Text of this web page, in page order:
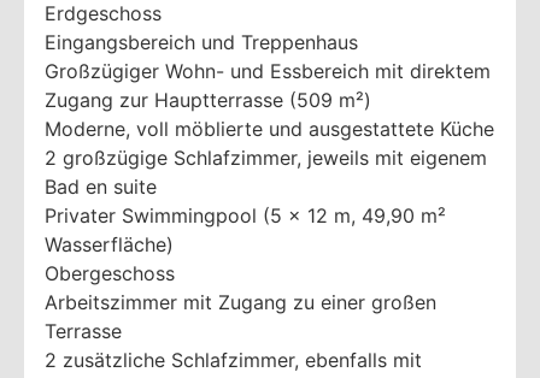
Erdgeschoss
Eingangsbereich und Treppenhaus
Großzügiger Wohn- und Essbereich mit direktem
Zugang zur Hauptterrasse (509 m²)
Moderne, voll möblierte und ausgestattete Küche
2 großzügige Schlafzimmer, jeweils mit eigenem
Bad en suite
Privater Swimmingpool (5 x 12 m, 49,90 m²
Wasserfläche)
Obergeschoss
Arbeitszimmer mit Zugang zu einer großen
Terrasse
2 zusätzliche Schlafzimmer, ebenfalls mit